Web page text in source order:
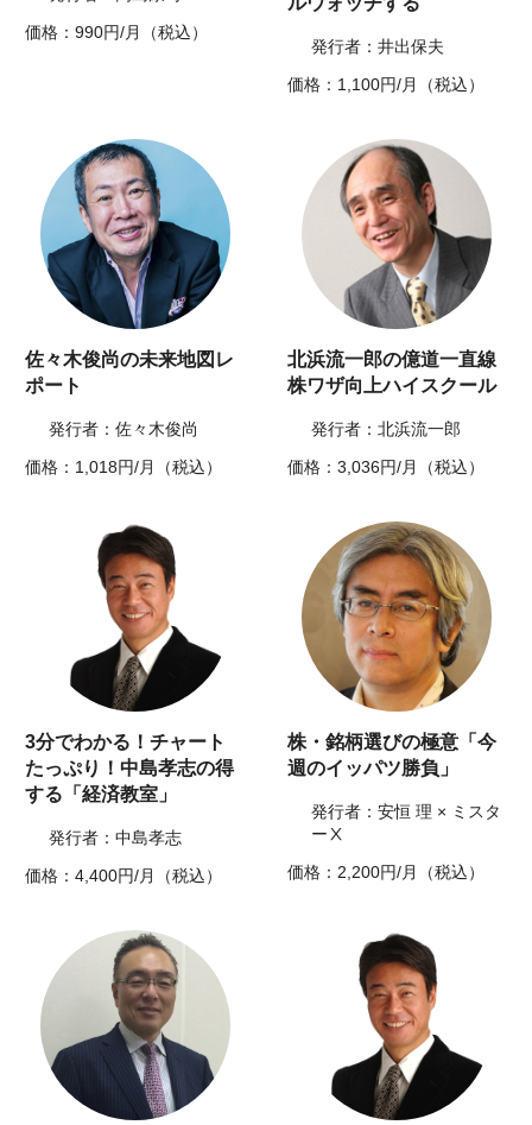
価格：990円/月（税込）
発行者：井出保夫
価格：1,100円/月（税込）
佐々木俊尚の未来地図レ
ポート
発行者：佐々木俊尚
価格：1,018円/月（税込）
北浜流一郎の億道一直線
株ワザ向上ハイスクール
発行者：北浜流一郎
価格：3,036円/月（税込）
3分でわかる！チャート
たっぷり！中島孝志の得
する「経済教室」
発行者：中島孝志
価格：4,400円/月（税込）
株・銘柄選びの極意「今
週のイッパツ勝負」
発行者：安恒 理 × ミスタ
ーⅩ
価格：2,200円/月（税込）